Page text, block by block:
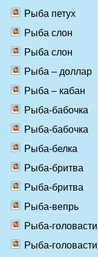
Рыба петух
Рыба слон
Рыба слон
Рыба – доллар
Рыба – кабан
Рыба-бабочка
Рыба-бабочка
Рыба-белка
Рыба-бритва
Рыба-бритва
Рыба-вепрь
Рыба-
Рыба-